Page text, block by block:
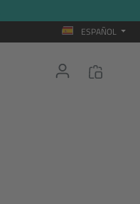
ESPAÑOL